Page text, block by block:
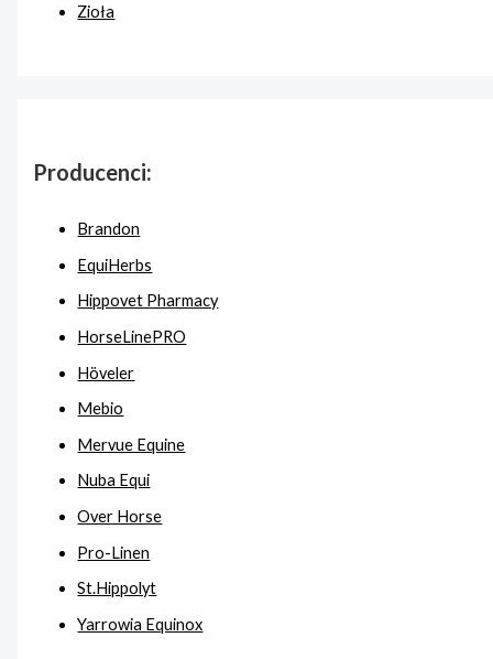
Zioła
Producenci:
Brandon
EquiHerbs
Hippovet Pharmacy
HorseLinePRO
Höveler
Mebio
Mervue Equine
Nuba Equi
Over Horse
Pro-Linen
St.Hippolyt
Yarrowia Equinox